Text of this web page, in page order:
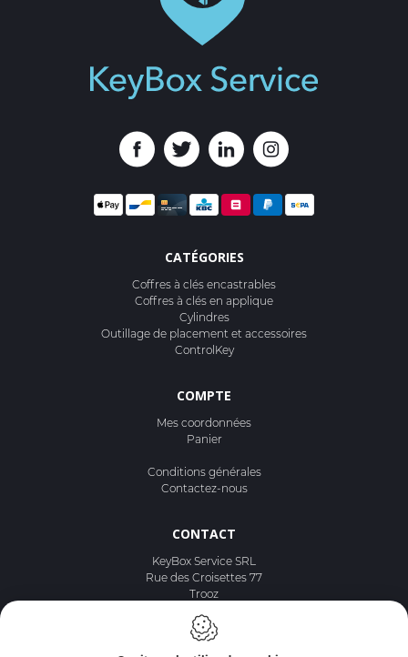
CATÉGORIES
Coffres à clés encastrables
Coffres à clés en applique
Cylindres
Outillage de placement et accessoires
ControlKey
COMPTE
Mes coordonnées
Panier
Conditions générales
Contactez-nous
CONTACT
KeyBox Service SRL
Rue des Croisettes 77
Trooz
TVA : BE 0740.462.663